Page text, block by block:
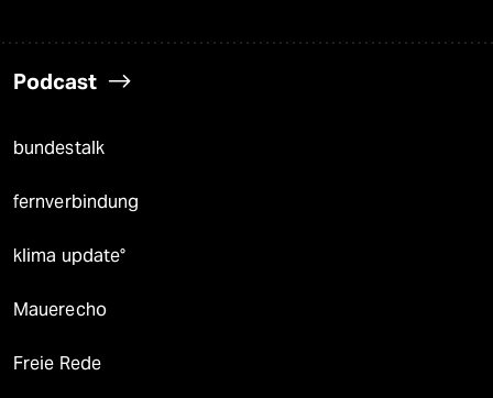
Podcast
bundestalk
fernverbindung
klima update°
Mauerecho
Freie Rede